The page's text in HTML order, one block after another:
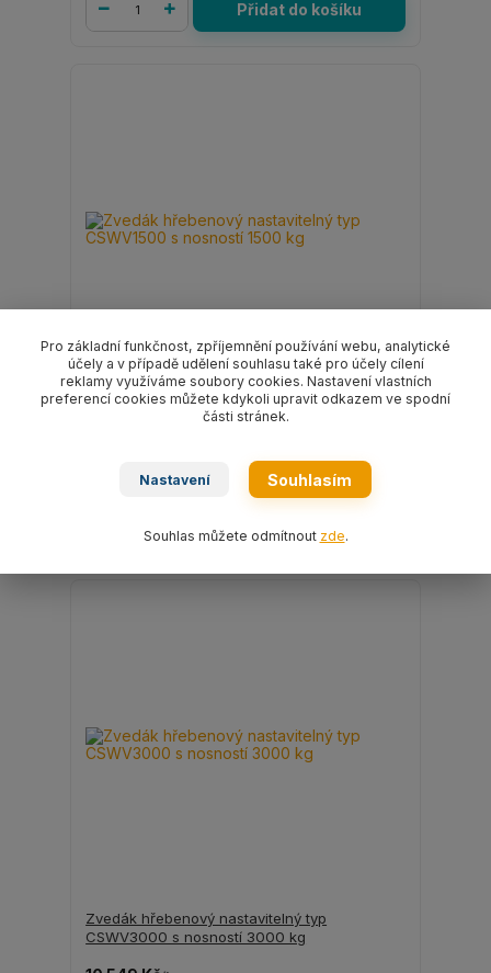
Přidat do košíku
Zvedák hřebenový nastavitelný typ
CSWV1500 s nosností 1500 kg
6 963 Kčbez DPH
Přidat do košíku
Zvedák hřebenový nastavitelný typ
CSWV3000 s nosností 3000 kg
Pro základní funkčnost, zpříjemnění používání webu, analytické
účely a v případě udělení souhlasu také pro účely cílení
reklamy využíváme soubory cookies. Nastavení vlastních
preferencí cookies můžete kdykoli upravit odkazem ve spodní
části stránek.
Nastavení Souhlasím
Souhlas můžete odmítnout zde.